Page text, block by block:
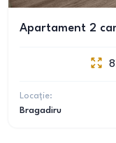
Apartament 2
Locație:
Bragadiru